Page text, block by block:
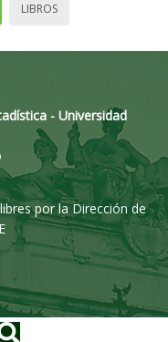
LIBROS
- Universidad
por la Dirección de